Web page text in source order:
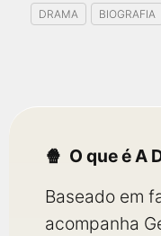
DRAMA BIOGRAFIA
O que é A
Baseado em
acompanha